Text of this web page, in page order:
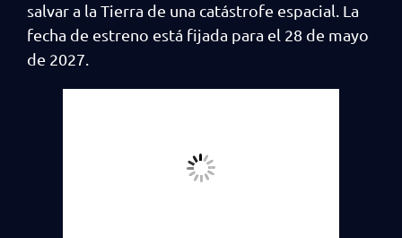
salvar a la Tierra de una catástrofe espacial. La
fecha de estreno está fijada para el 28 de mayo
de 2027.